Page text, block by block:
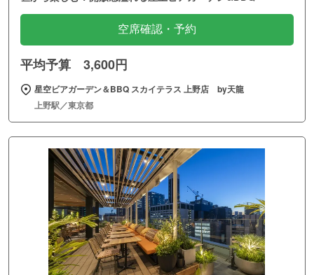
空席確認・予約
平均予算 3,600円
星空ビアガーデン＆BBQ スカイテラス 上野店 by天龍
上野駅／東京都